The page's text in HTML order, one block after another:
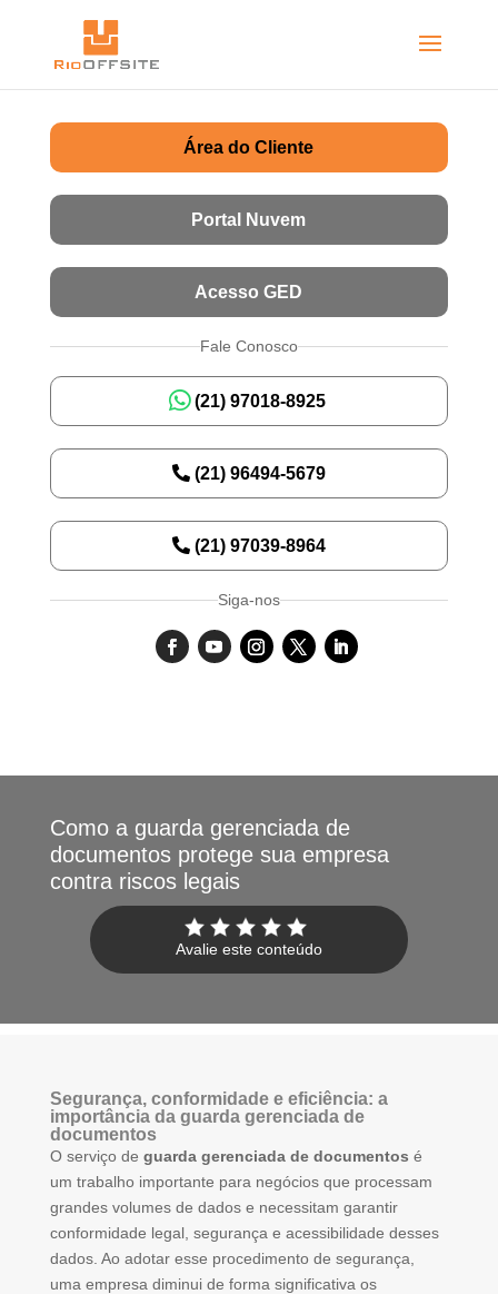
Área do Cliente
Portal Nuvem
Acesso GED
Fale Conosco
(21) 97018-8925
(21) 96494-5679
(21) 97039-8964
Siga-nos
Como a guarda gerenciada de
documentos protege sua empresa
contra riscos legais
Avalie este conteúdo
Segurança, conformidade e eficiência: a
importância da guarda gerenciada de
documentos
O serviço de guarda gerenciada de documentos é
um trabalho importante para negócios que processam
grandes volumes de dados e necessitam garantir
conformidade legal, segurança e acessibilidade desses
dados. Ao adotar esse procedimento de segurança,
uma empresa diminui de forma significativa os